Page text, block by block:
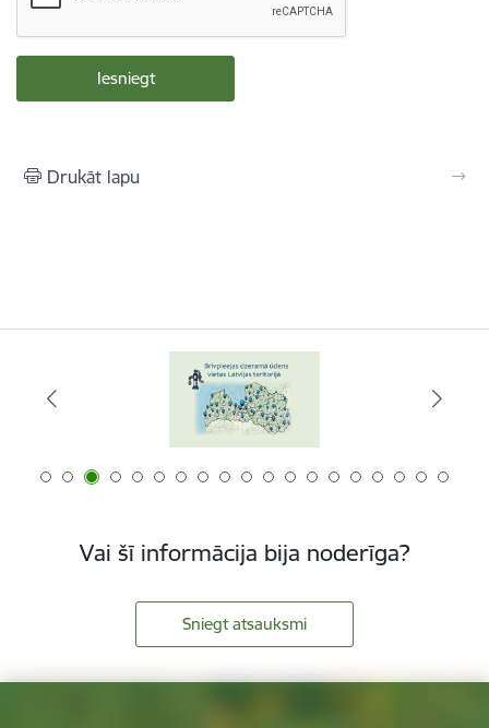
Drukāt lapu
Vai šī informācija bija noderīga?
Sniegt atsauksmi